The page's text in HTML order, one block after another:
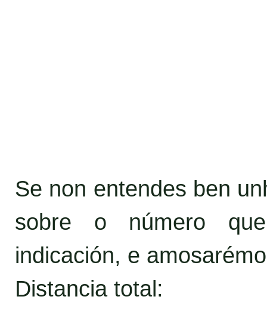
Se non entendes ben
sobre o número
indicación, e
Distancia total: